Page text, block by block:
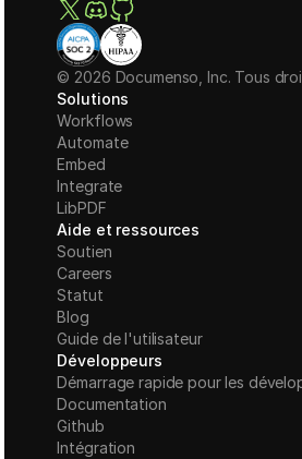
© 2026 Documenso, Inc. Tous
Solutions
Workflows
Automate
Embed
Integrate
LibPDF
Aide et ressources
Soutien
Careers
Statut
Blog
Guide de l'utilisateur
Développeurs
Démarrage rapide pour les
Documentation
Github
Intégration